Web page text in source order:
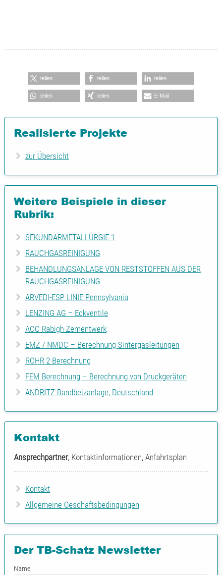
teilen teilen teilen
teilen teilen E-Mail
Realisierte Projekte
zur Übersicht
Weitere Beispiele in dieser
Rubrik:
SEKUNDÄRMETALLURGIE 1
RAUCHGASREINIGUNG
BEHANDLUNGSANLAGE VON RESTSTOFFEN AUS DER
RAUCHGASREINIGUNG
ARVEDI-ESP LINIE Pennsylvania
LENZING AG – Eckventile
ACC Rabigh Zementwerk
EMZ / NMDC – Berechnung Sintergasleitungen
ROHR 2 Berechnung
FEM Berechnung – Berechnung von Druckgeräten
ANDRITZ Bandbeizanlage, Deutschland
Kontakt
Ansprechpartner, Kontaktinformationen, Anfahrtsplan
Kontakt
Allgemeine Geschäftsbedingungen
Der TB-Schatz Newsletter
Name